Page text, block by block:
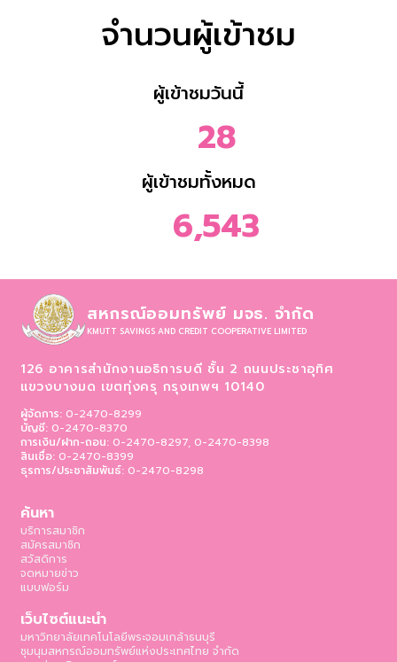
จำนวนผู้เข้าชม
ผู้เข้าชมวันนี้
28
ผู้เข้าชมทั้งหมด
6,543
สหกรณ์ออมทรัพย์ มจธ. จำกัด
KMUTT SAVINGS AND CREDIT COOPERATIVE LIMITED
126 อาคารสำนักงานอธิการบดี ชั้น 2 ถนนประชาอุทิศ
แขวงบางมด เขตทุ่งครุ กรุงเทพฯ 10140
ผู้จัดการ: 0-2470-8299
บัญชี: 0-2470-8370
การเงิน/ฝาก-ถอน: 0-2470-8297, 0-2470-8398
สินเชื่อ: 0-2470-8399
ธุรการ/ประชาสัมพันธ์: 0-2470-8298
ค้นหา
บริการสมาชิก
สมัครสมาชิก
สวัสดิการ
จดหมายข่าว
แบบฟอร์ม
เว็บไซต์แนะนำ
มหาวิทยาลัยเทคโนโลยีพระจอมเกล้าธนบุรี
ชุมนุมสหกรณ์ออมทรัพย์แห่งประเทศไทย จำกัด